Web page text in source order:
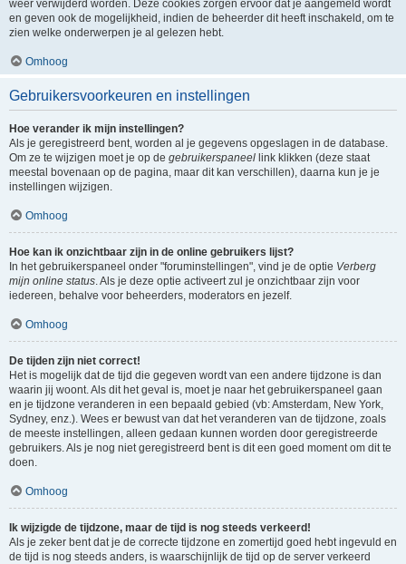
weer verwijderd worden. Deze cookies zorgen ervoor dat je aangemeld wordt
en geven ook de mogelijkheid, indien de beheerder dit heeft inschakeld, om te
zien welke onderwerpen je al gelezen hebt.
Omhoog
Gebruikersvoorkeuren en instellingen
Hoe verander ik mijn instellingen?
Als je geregistreerd bent, worden al je gegevens opgeslagen in de database.
Om ze te wijzigen moet je op de gebruikerspaneel link klikken (deze staat
meestal bovenaan op de pagina, maar dit kan verschillen), daarna kun je je
instellingen wijzigen.
Omhoog
Hoe kan ik onzichtbaar zijn in de online gebruikers lijst?
In het gebruikerspaneel onder "foruminstellingen", vind je de optie Verberg
mijn online status. Als je deze optie activeert zul je onzichtbaar zijn voor
iedereen, behalve voor beheerders, moderators en jezelf.
Omhoog
De tijden zijn niet correct!
Het is mogelijk dat de tijd die gegeven wordt van een andere tijdzone is dan
waarin jij woont. Als dit het geval is, moet je naar het gebruikerspaneel gaan
en je tijdzone veranderen in een bepaald gebied (vb: Amsterdam, New York,
Sydney, enz.). Wees er bewust van dat het veranderen van de tijdzone, zoals
de meeste instellingen, alleen gedaan kunnen worden door geregistreerde
gebruikers. Als je nog niet geregistreerd bent is dit een goed moment om dit te
doen.
Omhoog
Ik wijzigde de tijdzone, maar de tijd is nog steeds verkeerd!
Als je zeker bent dat je de correcte tijdzone en zomertijd goed hebt ingevuld en
de tijd is nog steeds anders, is waarschijnlijk de tijd op de server verkeerd